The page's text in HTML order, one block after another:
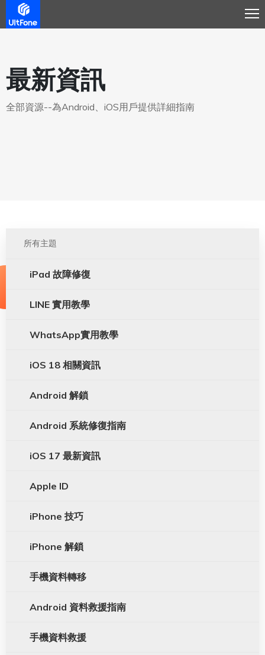
最新資訊
全部資源--為Android、iOS用戶提供詳細指南
所有主題
iPad 故障修復
LINE 實用教學
WhatsApp實用教學
iOS 18 相關資訊
Android 解鎖
Android 系統修復指南
iOS 17 最新資訊
Apple ID
iPhone 技巧
iPhone 解鎖
手機資料轉移
Android 資料救援指南
手機資料救援